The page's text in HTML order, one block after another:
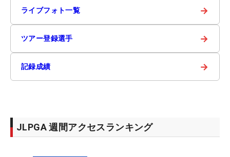
ライブフォト一覧 →
ツアー登録選手 →
記録成績 →
JLPGA 週間アクセスランキング